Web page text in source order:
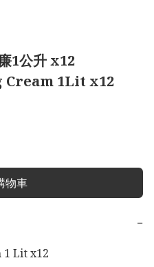
1公升 x12
1Lit x12
物車
−
Lit x12